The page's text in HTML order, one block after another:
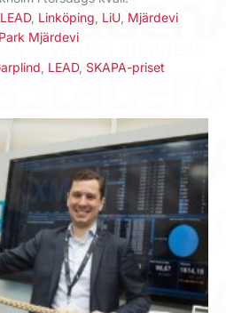
LEAD, Linköping, LiU, Mjärdevi
Mjärdevi
LEAD, SKAPA-priset